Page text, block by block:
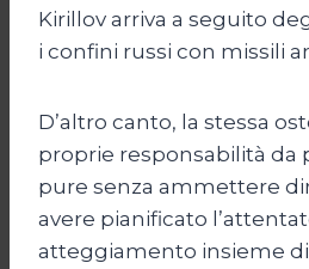
Kirillov arriva a seguito
i confini russi con missili
D’altro canto, la stessa
proprie responsabilità da
pure senza ammettere
avere pianificato
atteggiamento insieme